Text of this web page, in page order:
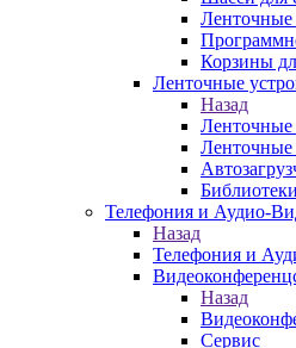
Ленточные
Корзины
Ленточные
Назад
Ленточные
Ленточные
Библиотеки
Телефония и Аудио-
Назад
Телефония и
Назад
Сервис